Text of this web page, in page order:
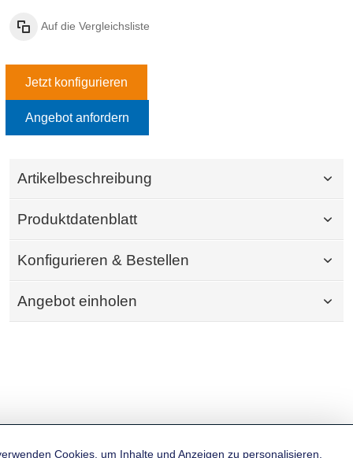
Auf die Vergleichsliste
Jetzt konfigurieren
Angebot anfordern
Artikelbeschreibung
Produktdatenblatt
Konfigurieren & Bestellen
Angebot einholen
Cookies, um Inhalte und Anzeigen zu personalisieren,